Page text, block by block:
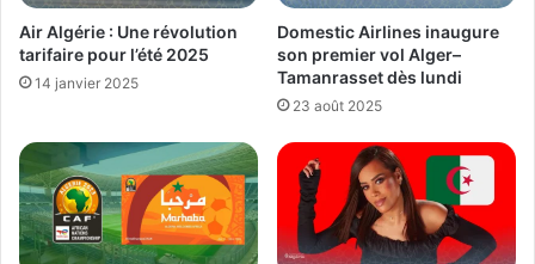
Air Algérie : Une révolution
tarifaire pour l’été 2025
14 janvier 2025
Domestic Airlines inaugure
son premier vol Alger–
Tamanrasset dès lundi
23 août 2025